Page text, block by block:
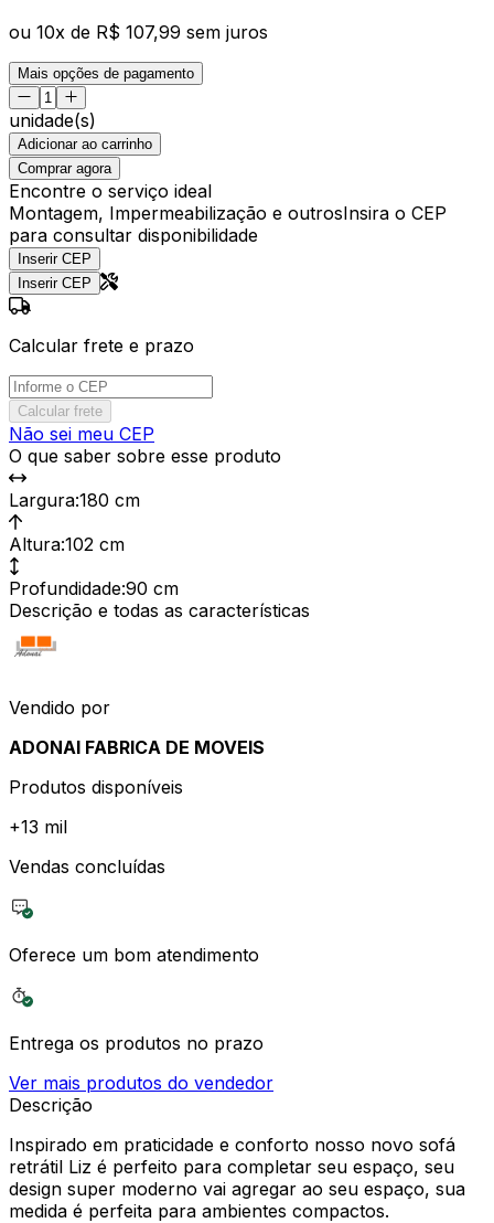
ou 10x de R$ 107,99 sem juros
Mais opções de pagamento
unidade(s)
Adicionar ao carrinho
Comprar agora
Encontre o serviço ideal
Montagem, Impermeabilização e outrosInsira o CEP
para consultar disponibilidade
Inserir CEP
Inserir CEP
Calcular frete e prazo
Calcular frete
Não sei meu CEP
O que saber sobre esse produto
Largura:180 cm
Altura:102 cm
Profundidade:90 cm
Descrição e todas as características
Vendido por
ADONAI FABRICA DE MOVEIS
Produtos disponíveis
+13 mil
Vendas concluídas
Oferece um bom atendimento
Entrega os produtos no prazo
Ver mais produtos do vendedor
Descrição
Inspirado em praticidade e conforto nosso novo sofá
retrátil Liz é perfeito para completar seu espaço, seu
design super moderno vai agregar ao seu espaço, sua
medida é perfeita para ambientes compactos.